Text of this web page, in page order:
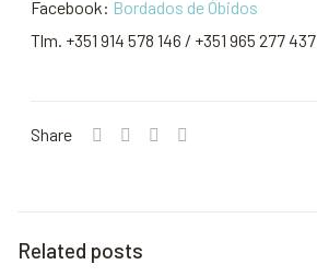
Facebook: Bordados de Óbidos
Tlm. +351 914 578 146 / +351 965 277 437
Share
Related posts